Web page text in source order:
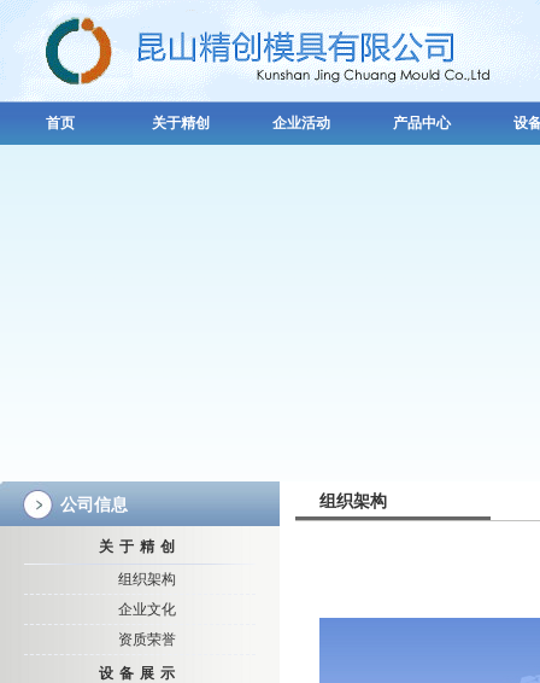
首页 关于精创 企业活动 产品中心 设
公司信息
关于精创
组织架构
企业文化
资质荣誉
设备展示
组织架构